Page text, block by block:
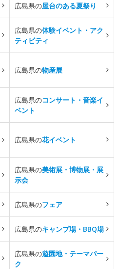
広島県の屋台のある夏祭り
広島県の体験イベント・アク
ティビティ
広島県の物産展
広島県のコンサート・音楽イ
ベント
広島県の花イベント
広島県の美術展・博物展・展
示会
広島県のフェア
広島県のキャンプ場・BBQ場
広島県の遊園地・テーマパー
ク